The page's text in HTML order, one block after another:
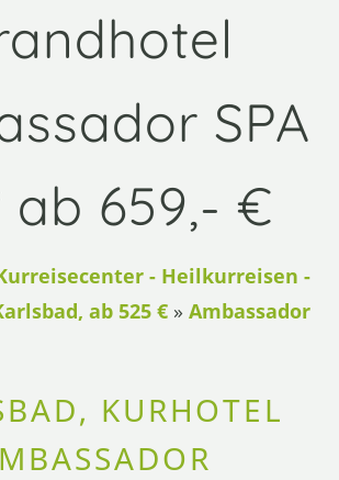
SPA
ab 659,- €
- Heilkurreisen -
ab 525 € » Ambassador
KURHOTEL